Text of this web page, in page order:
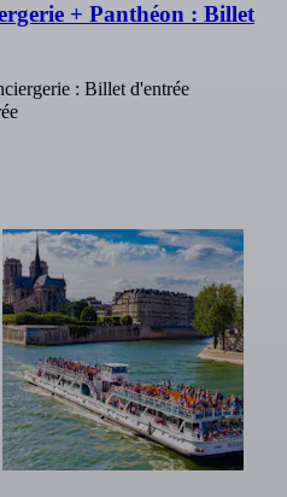
+ Panthéon : Billet
: Billet d'entrée